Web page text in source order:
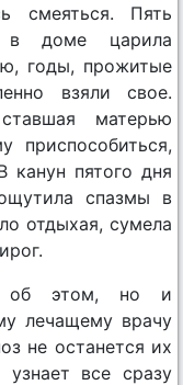
смеяться. Пять
в доме царила
годы, прожитые
взяли свое.
матерью
приспособиться,
канун пятого дня
спазмы в
отдыхая, сумела
об этом, но и
лечащему врачу
не останется их
все сразу